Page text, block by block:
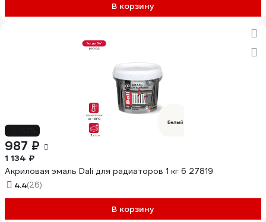
В корзину
987 ₽
1 134 ₽
Акриловая эмаль Dali для радиаторов 1 кг 6 27819
4.4(26)
В корзину